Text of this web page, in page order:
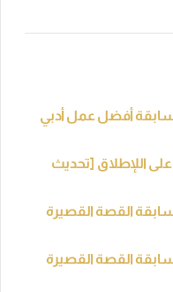
مسابقة أفضل عمل أدبي
على اللإطلاق [تحديث
القصة القصيرة
القصة القصيرة